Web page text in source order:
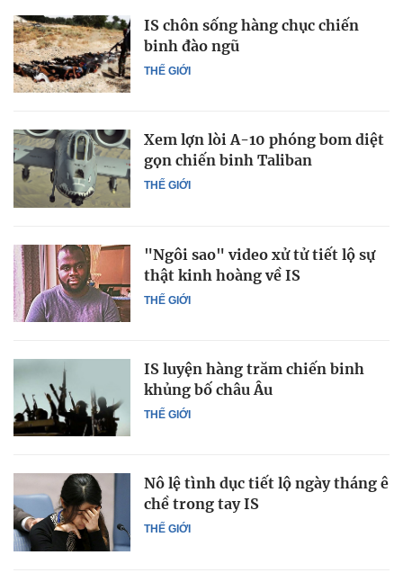
THẾ GIỚI
IS chôn sống hàng chục chiến
binh đào ngũ
THẾ GIỚI
Xem lợn lòi A-10 phóng bom diệt
gọn chiến binh Taliban
THẾ GIỚI
"Ngôi sao" video xử tử tiết lộ sự
thật kinh hoàng về IS
THẾ GIỚI
IS luyện hàng trăm chiến binh
khủng bố châu Âu
THẾ GIỚI
Nô lệ tình dục tiết lộ ngày tháng ê
chề trong tay IS